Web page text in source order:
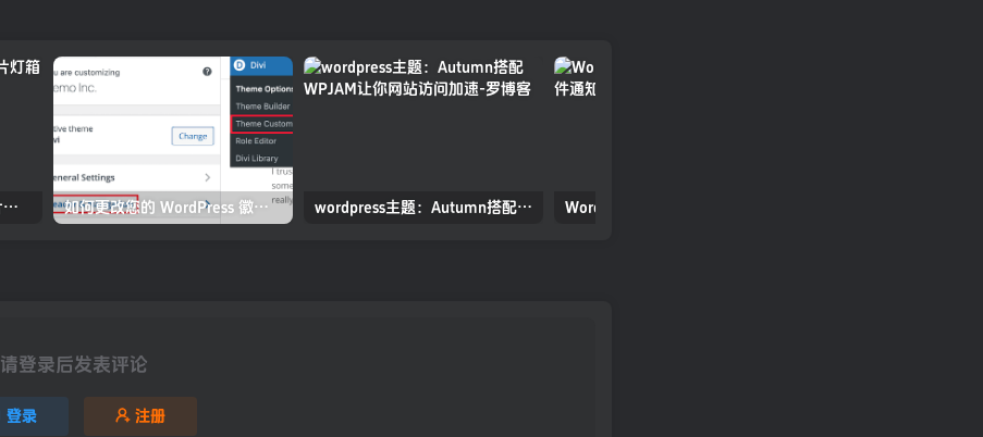
为 WordPress 网站添加图片灯箱（点击放大图片） 如何更改您的 WordPress 徽标大小 wordpress主题：Autumn搭配WPJAM让你网站访问加速
请登录后发表评论
登录 注册